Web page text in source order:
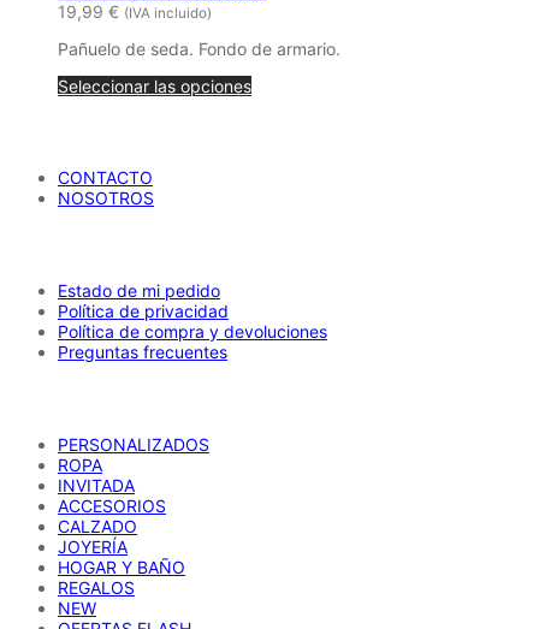
en
página
19,99 € (IVA incluido)
Pañuelo de seda. Fondo de armario.
Seleccionar las opciones
CONTACTO
NOSOTROS
Estado de mi pedido
Política de privacidad
Política de compra y devoluciones
Preguntas frecuentes
PERSONALIZADOS
ROPA
INVITADA
ACCESORIOS
CALZADO
JOYERÍA
HOGAR Y BAÑO
REGALOS
NEW